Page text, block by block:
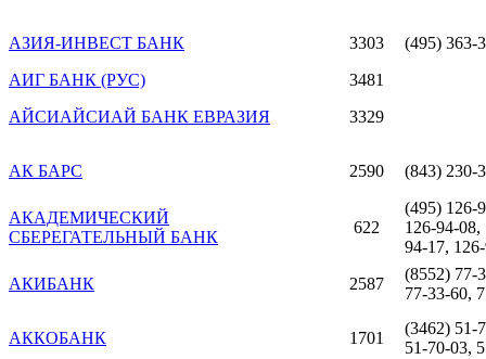
АЗИЯ-ИНВЕСТ БАНК 3303
(495) 363-
АИГ БАНК (РУС)
3481
АЙСИАЙСИАЙ БАНК ЕВРАЗИЯ
3329
АК БАРС 2590 (843) 230-
АКАДЕМИЧЕСКИЙ
СБЕРЕГАТЕЛЬНЫЙ БАНК
622
(495) 126-
126-94-08,
94-17,
АКИБАНК
2587
(8552) 77-
77-33-60,
АККОБАНК 1701
(3462) 51-
51-70-03,